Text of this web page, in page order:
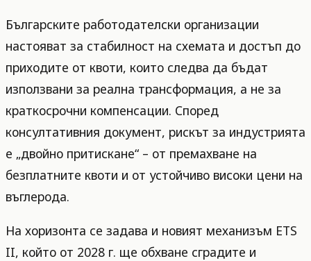
Българските работодателски организации
настояват за стабилност на схемата и достъп до
приходите от квоти, които следва да бъдат
използвани за реална трансформация, а не за
краткосрочни компенсации. Според
консултативния документ, рискът за индустрията
е „двойно притискане“ – от премахване на
безплатните квоти и от устойчиво високи цени на
въглерода.
На хоризонта се задава и новият механизъм ETS
II, който от 2028 г. ще обхване сградите и